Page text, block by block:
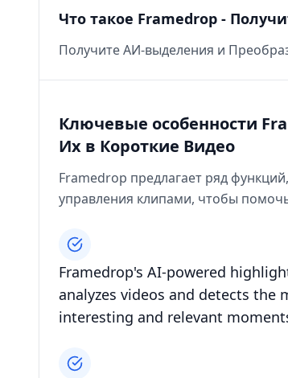
Что такое Framedrop -
Получите АИ-выделения и
Ключевые особенности
Их в Короткие Видео
Framedrop предлагает ряд
управления клипами, чтобы
Framedrop's AI-powered
analyzes videos and detects the
interesting and relevant